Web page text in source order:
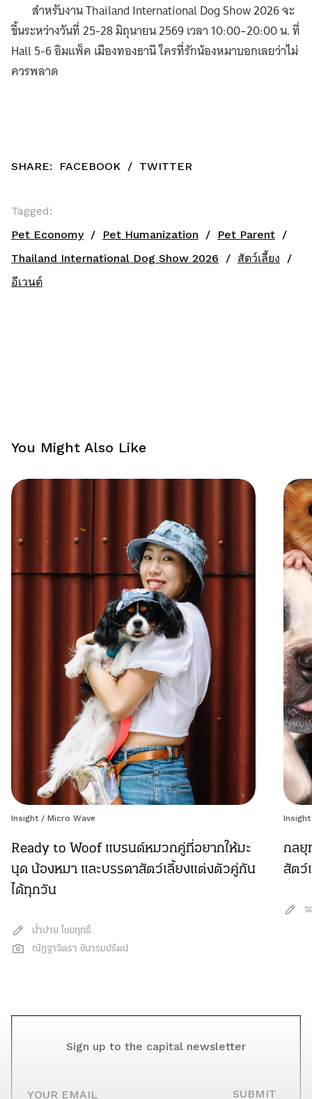
สำหรับงาน Thailand International Dog Show 2026 จะ
ขึ้นระหว่างวันที่ 25-28 มิถุนายน 2569 เวลา 10:00–20:00 น. ที่
Hall 5-6 อิมแพ็ค เมืองทองธานี ใครที่รักน้องหมาบอกเลยว่าไม่
ควรพลาด
SHARE: FACEBOOK / TWITTER
Tagged:
Pet Economy
Pet Humanization
Pet Parent
Thailand International Dog Show 2026
สัตว์เลี้ยง
อีเวนต์
You Might Also Like
Insight / Micro Wave
Ready to Woof แบรนด์หมวกคู่ที่อยากให้มะ
นุด น้องหมา และบรรดาสัตว์เลี้ยงแต่งตัวคู่กัน
ได้ทุกวัน
น้ำปาย ไชยฤทธิ์
ณัฎฐาจิตรา ชินารมย์รัตน์
Insight
กลยุ
สัตว์
Sign up to the capital newsletter
SUBMIT